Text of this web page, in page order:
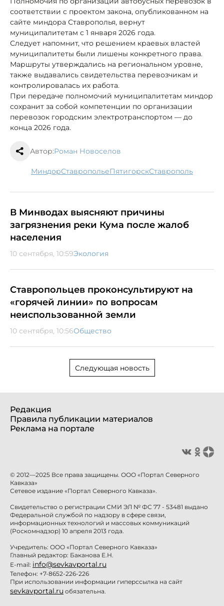
соответствии с проектом закона, опубликованном на
сайте миндора Ставрополья, вернут
муниципалитетам с 1 января 2026 года.
Следует напомнит, что решением краевых властей
муниципалитеты были лишены конкретного права.
Маршруты утверждались на региональном уровне,
также выдавались свидетельства перевозчикам и
контролировалась их работа.
При передаче полномочий муниципалитетам миндор
сохранит за собой компетенции по организации
перевозок городским электротранспортом — до
конца 2026 года.
Автор:Роман Новоселов
Миндор Ставрополье Пятигорск Ставрополь
В Минводах выясняют причины
загрязнения реки Кума после жалоб
населения
10 сентября, 10:59Экология
Ставропольцев проконсультируют на
«горячей линии» по вопросам
неиспользованной земли
10 сентября, 10:56Общество
Следующая новость
Редакция
Правила публикации материалов
Реклама на портале
© 2012—2025 Все права защищены. ООО «Портал Северного
Кавказа»
Сетевое издание «Портал Северного Кавказа».
Свидетельство о регистрации СМИ ЭЛ № ФС 77 - 53481 выдано
Федеральной службой по надзору в сфере связи,
информационных технологий и массовых коммуникаций
(Роскомнадзор) 10 апреля 2013 года.
Учредитель: ООО «Портал Северного Кавказа»
Главный редактор: Баканова Е.Н.
E-mail: info@sevkavportal.ru
Телефон: +7-8652-226-226
При использовании информации гиперссылка на сайт
sevkavportal.ru обязательна.